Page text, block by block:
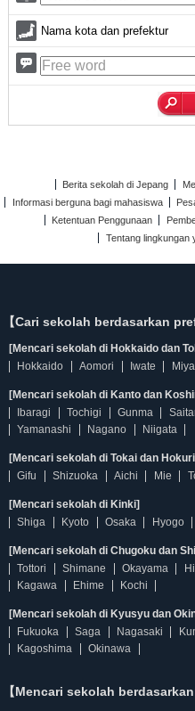
Nama kota dan prefektur
Berita sekolah di Jepang
Informasi berguna bagi mahasiswa
Ketentuan Penggunaan
Tentang lingkungan
【Cari sekolah berdasarkan
[Mencari sekolah di Hokkaido dan
Hokkaido
Aomori Iwate
[Mencari sekolah di Kanto dan
Ibaragi
Tochigi Gunma
Yamanashi
Nagano Niigata
[Mencari sekolah di Tokai dan
Gifu
Shizuoka Aichi Mie
[Mencari sekolah di Kinki]
Shiga
Kyoto Osaka Hyogo
[Mencari sekolah di Chugoku dan
Tottori
Shimane Okayama
Kagawa
Ehime Kochi
[Mencari sekolah di Kyusyu dan
Fukuoka
Saga Nagasaki
Kagoshima
Okinawa
【Mencari sekolah